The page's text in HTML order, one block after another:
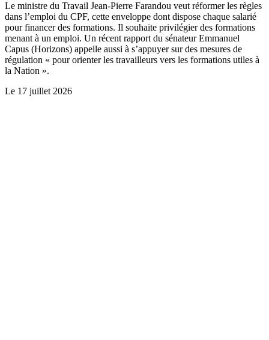
Le ministre du Travail Jean-Pierre Farandou veut réformer les règles
dans l’emploi du CPF, cette enveloppe dont dispose chaque salarié
pour financer des formations. Il souhaite privilégier des formations
menant à un emploi. Un récent rapport du sénateur Emmanuel
Capus (Horizons) appelle aussi à s’appuyer sur des mesures de
régulation « pour orienter les travailleurs vers les formations utiles à
la Nation ».
Le 17 juillet 2026